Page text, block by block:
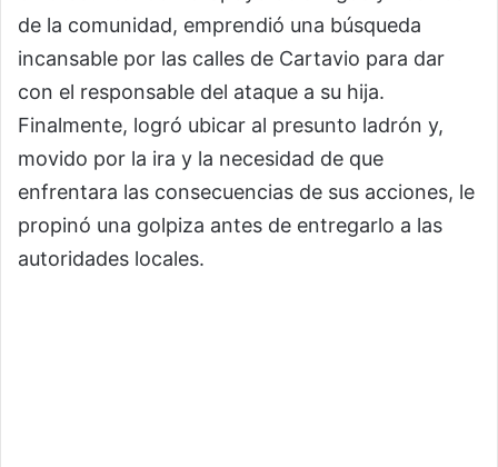
de la comunidad, emprendió una búsqueda
incansable por las calles de Cartavio para dar
con el responsable del ataque a su hija.
Finalmente, logró ubicar al presunto ladrón y,
movido por la ira y la necesidad de que
enfrentara las consecuencias de sus acciones, le
propinó una golpiza antes de entregarlo a las
autoridades locales.